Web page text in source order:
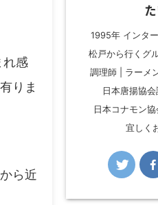
れ感
りま
ら近
1995年 インタ
松戸から行くグ
調理師 | ラーメ
日本唐揚協
日本コナモン
宜しく